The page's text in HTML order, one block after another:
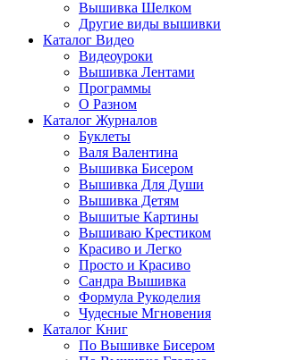
Вышивка Шелком
Другие виды вышивки
Каталог Видео
Видеоуроки
Вышивка Лентами
Программы
О Разном
Каталог Журналов
Буклеты
Валя Валентина
Вышивка Бисером
Вышивка Для Души
Вышивка Детям
Вышитые Картины
Вышиваю Крестиком
Красиво и Легко
Просто и Красиво
Сандра Вышивка
Формула Рукоделия
Чудесные Мгновения
Каталог Книг
По Вышивке Бисером